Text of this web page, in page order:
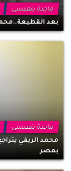
ماجدة بنعيسى
بعد
ماجدة بنعيسى
محمد الريفي
بمصر